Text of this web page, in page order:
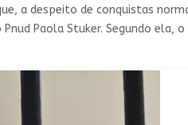
a despeito de conquistas
Paola Stuker. Segundo